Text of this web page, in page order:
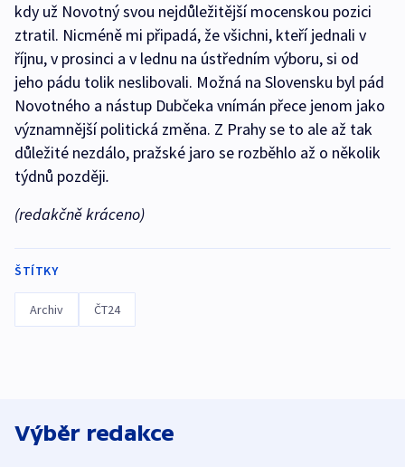
kdy už Novotný svou nejdůležitější mocenskou pozici
ztratil. Nicméně mi připadá, že všichni, kteří jednali v
říjnu, v prosinci a v lednu na ústředním výboru, si od
jeho pádu tolik neslibovali. Možná na Slovensku byl pád
Novotného a nástup Dubčeka vnímán přece jenom jako
významnější politická změna. Z Prahy se to ale až tak
důležité nezdálo, pražské jaro se rozběhlo až o několik
týdnů později.
(redakčně kráceno)
ŠTÍTKY
Archiv ČT24
Výběr redakce